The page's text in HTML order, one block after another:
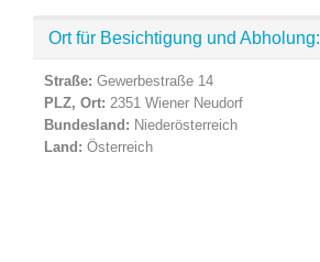
Ort für Besichtigung und Abholung:
Straße: Gewerbestraße 14
PLZ, Ort: 2351 Wiener Neudorf
Bundesland: Niederösterreich
Land: Österreich